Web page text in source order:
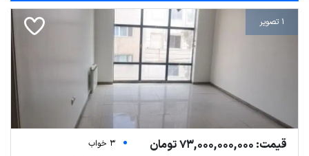
1 تصویر
قیمت: 73,000,000,000 تومان
3 خواب